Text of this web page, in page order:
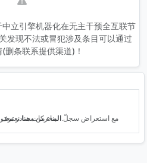
立引擎机器化在无主干预全互联节
发现不法或冒犯涉及条目可以通过
删条联系提供渠道)！
مع استعراض سجلّ المحركات هنا نعترف بنفينا لاستحداث ما يدعم هذا البناء من مصادر معترف مؤخرًا.